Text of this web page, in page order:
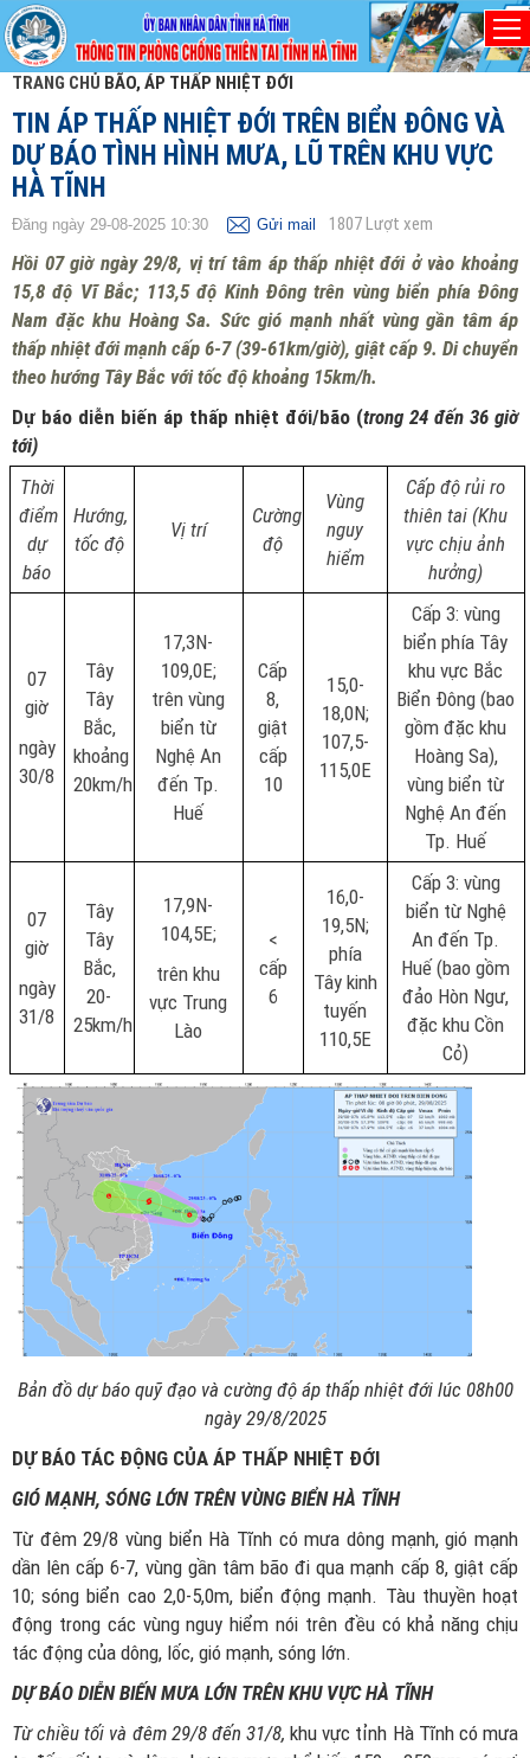
TRANG CHỦ BÃO, ÁP THẤP NHIỆT ĐỚI
TIN ÁP THẤP NHIỆT ĐỚI TRÊN BIỂN ĐÔNG VÀ
DỰ BÁO TÌNH HÌNH MƯA, LŨ TRÊN KHU VỰC
HÀ TĨNH
Đăng ngày 29-08-2025 10:30 Gửi mail 1807Lượt xem
Hồi 07 giờ ngày 29/8, vị trí tâm áp thấp nhiệt đới ở vào khoảng
15,8 độ Vĩ Bắc; 113,5 độ Kinh Đông trên vùng biển phía Đông
Nam đặc khu Hoàng Sa. Sức gió mạnh nhất vùng gần tâm áp
thấp nhiệt đới mạnh cấp 6-7 (39-61km/giờ), giật cấp 9. Di chuyển
theo hướng Tây Bắc với tốc độ khoảng 15km/h.
Dự báo diễn biến áp thấp nhiệt đới/bão (trong 24 đến 36 giờ
tới)
Thời
điểm
dự
báo
Hướng,
tốc độ
Vị trí
Cường
độ
Vùng
nguy
hiểm
Cấp độ rủi ro
thiên tai (Khu
vực chịu ảnh
hưởng)
07
giờ
ngày
30/8
Tây
Tây
Bắc,
khoảng
20km/h
17,3N-
109,0E;
trên vùng
biển từ
Nghệ An
đến Tp.
Huế
Cấp
8,
giật
cấp
10
15,0-
18,0N;
107,5-
115,0E
Cấp 3: vùng
biển phía Tây
khu vực Bắc
Biển Đông (bao
gồm đặc khu
Hoàng Sa),
vùng biển từ
Nghệ An đến
Tp. Huế
07
giờ
ngày
31/8
Tây
Tây
Bắc,
20-
25km/h
17,9N-
104,5E;
trên khu
vực Trung
Lào
<
cấp
6
16,0-
19,5N;
phía
Tây kinh
tuyến
110,5E
Cấp 3: vùng
biển từ Nghệ
An đến Tp.
Huế (bao gồm
đảo Hòn Ngư,
đặc khu Cồn
Cỏ)
Bản đồ dự báo quỹ đạo và cường độ áp thấp nhiệt đới lúc 08h00
ngày 29/8/2025
DỰ BÁO TÁC ĐỘNG CỦA ÁP THẤP NHIỆT ĐỚI
GIÓ MẠNH, SÓNG LỚN TRÊN VÙNG BIỂN HÀ TĨNH
Từ đêm 29/8 vùng biển Hà Tĩnh có mưa dông mạnh, gió mạnh
dần lên cấp 6-7, vùng gần tâm bão đi qua mạnh cấp 8, giật cấp
10; sóng biển cao 2,0-5,0m, biển động mạnh. Tàu thuyền hoạt
động trong các vùng nguy hiểm nói trên đều có khả năng chịu
tác động của dông, lốc, gió mạnh, sóng lớn.
DỰ BÁO DIỄN BIẾN MƯA LỚN TRÊN KHU VỰC HÀ TĨNH
Từ chiều tối và đêm 29/8 đến 31/8, khu vực tỉnh Hà Tĩnh có mưa